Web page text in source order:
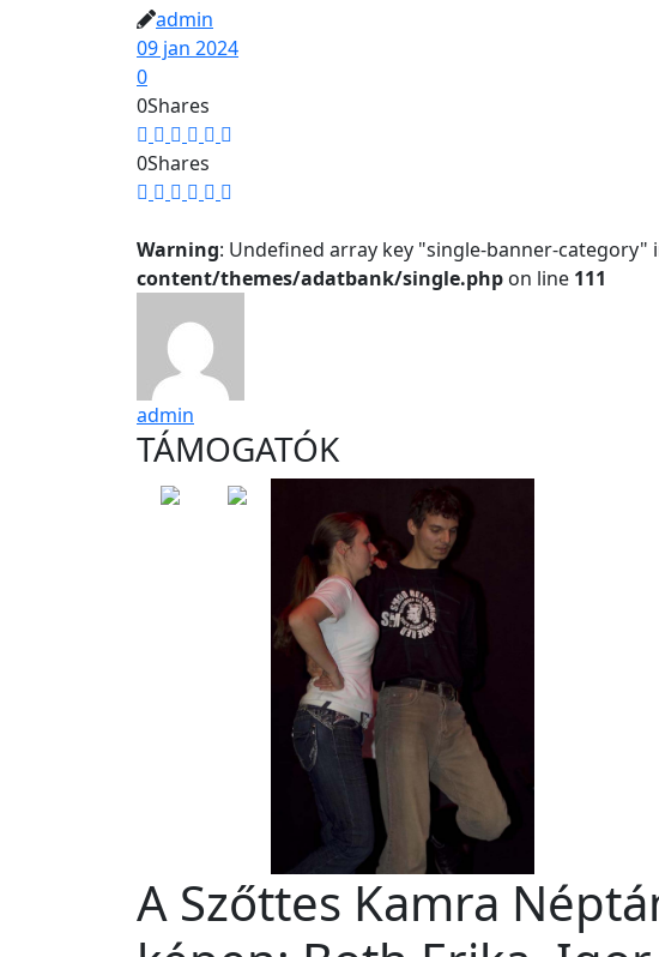
admin
09 jan 2024
0
0Shares
0Shares
Warning: Undefined array key "single-banner-category"
content/themes/adatbank/single.php on line 111
admin
TÁMOGATÓK
A Szőttes Kamra